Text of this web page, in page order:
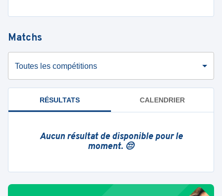
Matchs
Toutes les compétitions
RÉSULTATS CALENDRIER
Aucun résultat de disponible pour le
moment. 😔